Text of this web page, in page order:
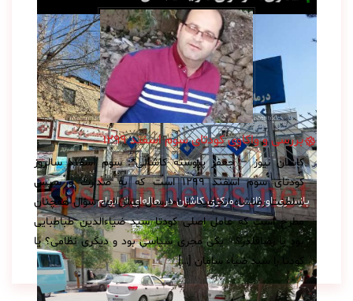
بازسازی اورژانس مرکزی کاشان در هاله‌ای از ابهام
بررسی و واکاوی کودتای سوم اسفند ۱۲۹۹
کاشان نیوز – جعفر پیوسته کاشانی*: سوم اسفند سالروز
کودتای سوم اسفند ۱۲۹۹ است که به صدارت و سپس
سلطنت رضاشاه انجامید. از ۱۰۱ سال پیش این سؤال همچنان
مطرح است که عامل اصلی کودتا سید ضیاءالدین طباطبایی
بود یا رضاقلدر؟ یکی مجری سیاسی بود و دیگری نظامی؟ یا
کودتا را سید ضیاء سامان […]